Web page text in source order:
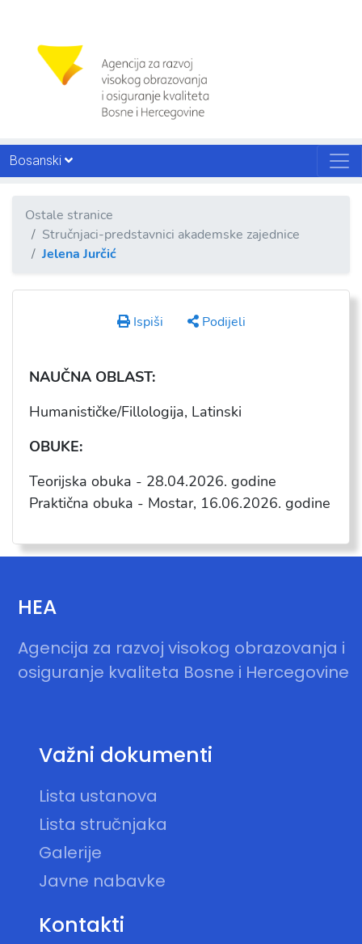
Bosanski
Ostale stranice
Stručnjaci-predstavnici akademske zajednice
Jelena Jurčić
Ispiši Podijeli
NAUČNA OBLAST:
Humanističke/Fillologija, Latinski
OBUKE:
Teorijska obuka - 28.04.2026. godine
Praktična obuka - Mostar, 16.06.2026. godine
HEA
Agencija za razvoj visokog obrazovanja i
osiguranje kvaliteta Bosne i Hercegovine
Važni dokumenti
Lista ustanova
Lista stručnjaka
Galerije
Javne nabavke
Kontakti